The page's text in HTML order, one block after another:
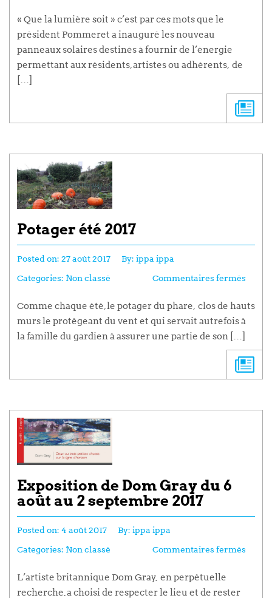
« Que la lumière soit » c’est par ces mots que le
président Pommeret a inauguré les nouveau
panneaux solaires destinés à fournir de l’énergie
permettant aux résidents, artistes ou adhérents, de
[…]
Potager été 2017
Posted on: 27 août 2017 By: ippa ippa
Categories: Non classé Commentaires fermés
Comme chaque été, le potager du phare, clos de hauts
murs le protégeant du vent et qui servait autrefois à
la famille du gardien à assurer une partie de son […]
Exposition de Dom Gray du 6
août au 2 septembre 2017
Posted on: 4 août 2017 By: ippa ippa
Categories: Non classé Commentaires fermés
L’artiste britannique Dom Gray, en perpétuelle
recherche, a choisi de respecter le lieu et de rester